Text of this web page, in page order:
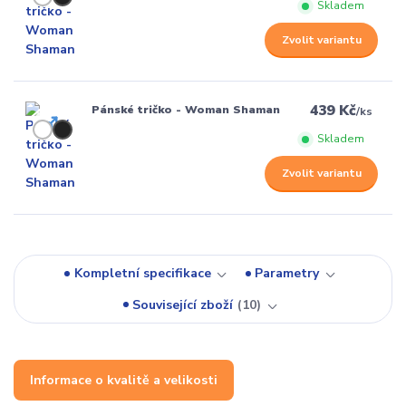
Skladem
Zvolit variantu
Pánské tričko - Woman Shaman 439 Kč/ks
Skladem
Zvolit variantu
Kompletní specifikace
Parametry
Související zboží
10
Informace o kvalitě a velikosti